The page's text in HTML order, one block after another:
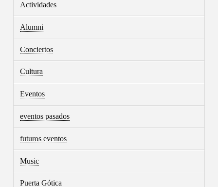
Actividades
Alumni
Conciertos
Cultura
Eventos
eventos pasados
futuros eventos
Music
Puerta Gótica